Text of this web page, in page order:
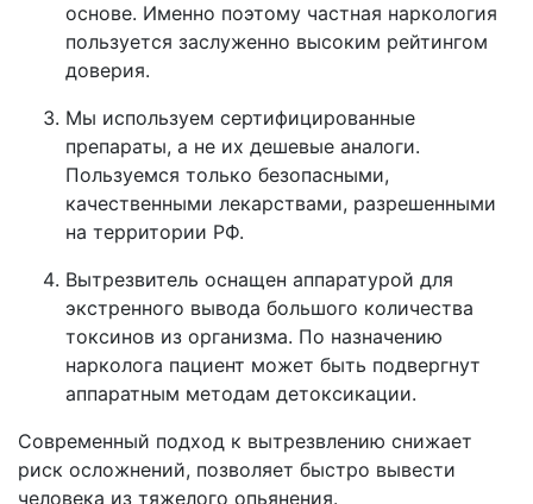
основе. Именно поэтому частная наркология
пользуется заслуженно высоким рейтингом
доверия.
Мы используем сертифицированные
препараты, а не их дешевые аналоги.
Пользуемся только безопасными,
качественными лекарствами, разрешенными
на территории РФ.
Вытрезвитель оснащен аппаратурой для
экстренного вывода большого количества
токсинов из организма. По назначению
нарколога пациент может быть подвергнут
аппаратным методам детоксикации.
Современный подход к вытрезвлению снижает
риск осложнений, позволяет быстро вывести
человека из тяжелого опьянения.